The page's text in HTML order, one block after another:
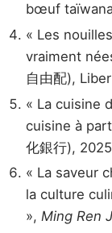
bœuf
« Les
vraiment
自由配),
« La cuisine
cuisine à
化銀行), 2025
« La saveur
la culture
», Ming Ren